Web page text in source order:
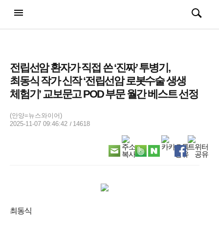
전체메뉴
열기/
검색
열기/
전립선암 환자가 직접 쓴 ‘진짜’ 투병기,
최동식 작가 신작 ‘전립선암 로봇수술 생생
체험기’ 교보문고 POD 부문 월간 베스트 선정
(안양=뉴스와이어)
2025-11-07 09:46:42
14618
최동식